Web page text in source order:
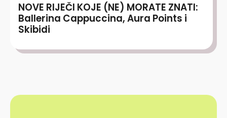
NOVE RIJEČI KOJE (NE) MORATE ZNATI:
Ballerina Cappuccina, Aura Points i
Skibidi